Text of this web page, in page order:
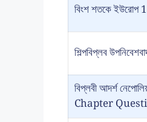
বিংশ শতকে ইউরোপ
শিল্পবিপ্লব
বিপ্লবী আদর্শ
Chapter